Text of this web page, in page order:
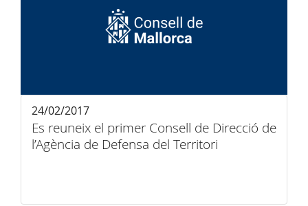
Es reuneix el primer Consell de Direcció de
l’Agència de Defensa del Territori
24/02/2017